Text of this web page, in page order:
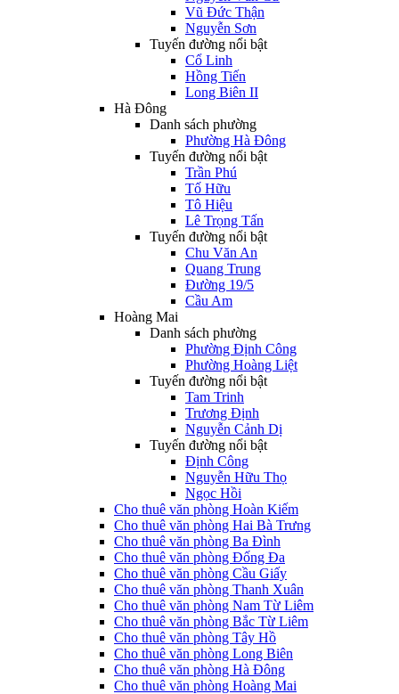
Vũ Đức Thận
Nguyễn Sơn
Tuyến đường nổi bật
Cổ Linh
Hồng Tiến
Long Biên II
Hà Đông
Danh sách phường
Phường Hà Đông
Tuyến đường nổi bật
Trần Phú
Tố Hữu
Tô Hiệu
Lê Trọng Tấn
Tuyến đường nổi bật
Chu Văn An
Quang Trung
Đường 19/5
Cầu Am
Hoàng Mai
Danh sách phường
Phường Định Công
Phường Hoàng Liệt
Tuyến đường nổi bật
Tam Trinh
Trương Định
Nguyễn Cảnh Dị
Tuyến đường nổi bật
Định Công
Nguyễn Hữu Thọ
Ngọc Hồi
Cho thuê văn phòng Hoàn Kiếm
Cho thuê văn phòng Hai Bà Trưng
Cho thuê văn phòng Ba Đình
Cho thuê văn phòng Đống Đa
Cho thuê văn phòng Cầu Giấy
Cho thuê văn phòng Thanh Xuân
Cho thuê văn phòng Nam Từ Liêm
Cho thuê văn phòng Bắc Từ Liêm
Cho thuê văn phòng Tây Hồ
Cho thuê văn phòng Long Biên
Cho thuê văn phòng Hà Đông
Cho thuê văn phòng Hoàng Mai